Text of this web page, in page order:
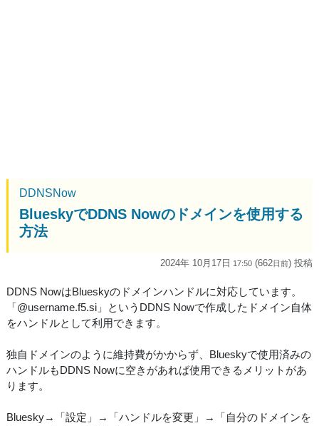
DDNSNow
BlueskyでDDNS Nowのドメインを使用する
方法
2024年 10月17日 17:50 (662日前) 投稿
DDNS NowはBlueskyのドメインハンドルに対応しています。
「@username.f5.si」というDDNS Nowで作成したドメイン自体
をハンドルとして利用できます。
独自ドメインのように維持費がかからず、Blueskyで使用済みの
ハンドルもDDNS Nowに空きがあれば使用できるメリットがあ
ります。
Bluesky→「設定」→「ハンドルを変更」→「自分のドメインを